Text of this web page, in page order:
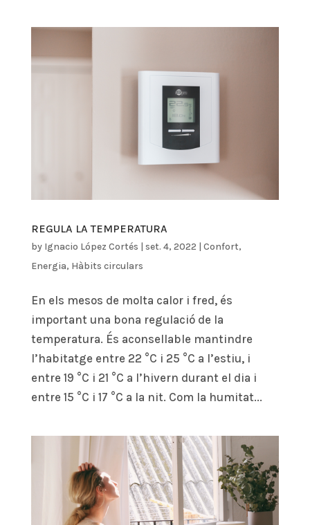
REGULA LA TEMPERATURA
by Ignacio López Cortés | set. 4, 2022 | Confort,
Energia, Hàbits circulars
En els mesos de molta calor i fred, és
important una bona regulació de la
temperatura. És aconsellable mantindre
l’habitatge entre 22 °C i 25 °C a l’estiu, i
entre 19 °C i 21 °C a l’hivern durant el dia i
entre 15 °C i 17 °C a la nit. Com la humitat...